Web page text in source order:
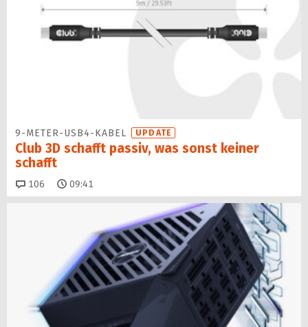
9-METER-USB4-KABEL UPDATE
Club 3D schafft passiv, was sonst keiner
schafft
106 Kommentare
09:41